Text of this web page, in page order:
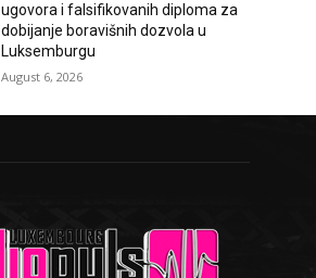
ugovora i falsifikovanih diploma za
dobijanje boravišnih dozvola u
Luksemburgu
August 6, 2026